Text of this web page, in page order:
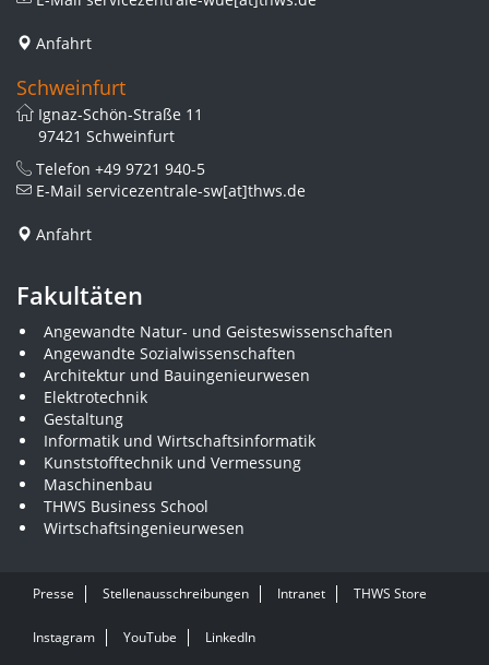
Anfahrt
Schweinfurt
Ignaz-Schön-Straße 11
97421 Schweinfurt
Telefon +49 9721 940-5
E-Mail servicezentrale-sw[at]thws.de
Anfahrt
Fakultäten
Angewandte Natur- und Geisteswissenschaften
Angewandte Sozialwissenschaften
Architektur und Bauingenieurwesen
Elektrotechnik
Gestaltung
Informatik und Wirtschaftsinformatik
Kunststofftechnik und Vermessung
Maschinenbau
THWS Business School
Wirtschaftsingenieurwesen
Presse Stellenausschreibungen Intranet THWS Store
Instagram YouTube LinkedIn